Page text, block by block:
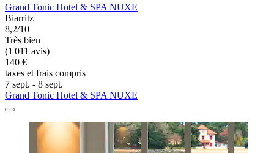
Grand Tonic Hotel & SPA NUXE
Biarritz
8,2/10
Très bien
(1 011 avis)
140 €
taxes et frais compris
7 sept. - 8 sept.
Grand Tonic Hotel & SPA NUXE